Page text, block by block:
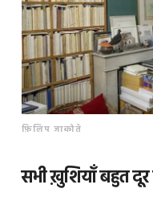
फ़िलिप जाकोते
सभी ख़ुशियाँ बहुत दूर